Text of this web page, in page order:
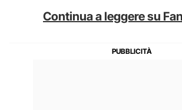
Continua a leggere su